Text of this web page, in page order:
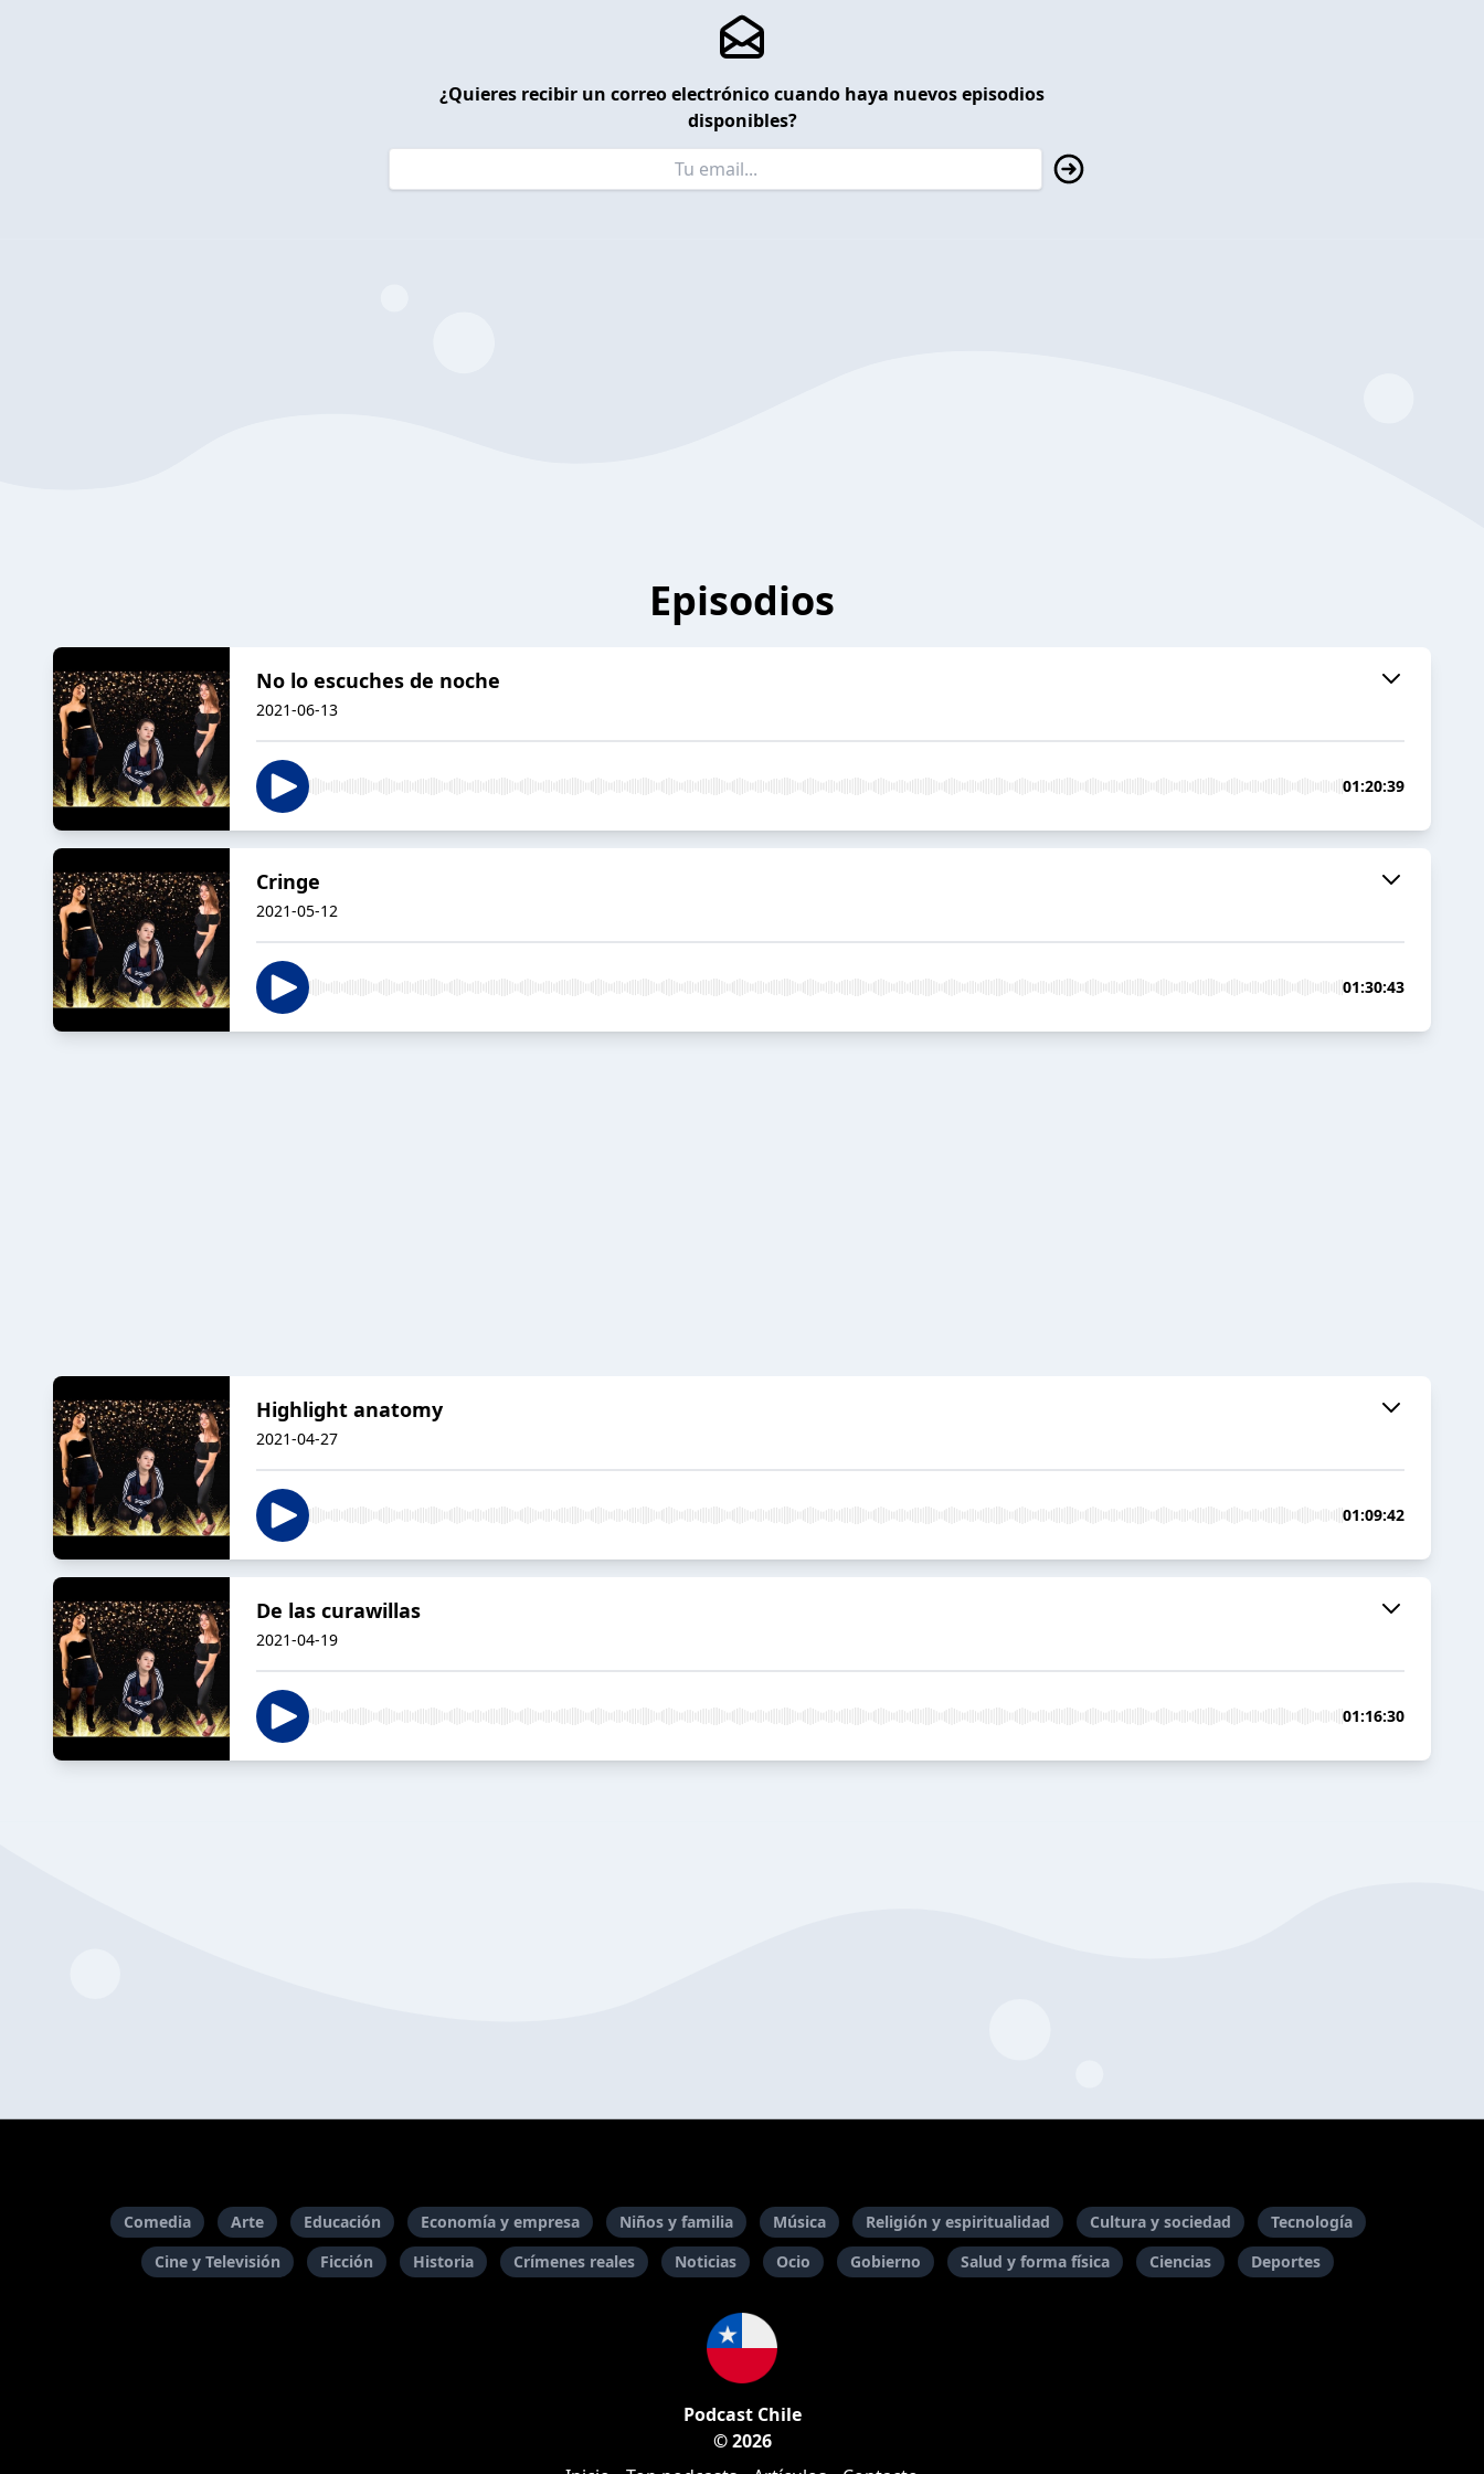
¿Quieres recibir un correo electrónico cuando haya nuevos episodios
disponibles?
Episodios
No lo escuches de noche
2021-06-13
01:20:39
Cringe
2021-05-12
01:30:43
Highlight anatomy
2021-04-27
01:09:42
De las curawillas
2021-04-19
01:16:30
Comedia Arte Educación Economía y empresa Niños y familia Música Religión y espiritualidad Cultura y sociedad
Tecnología
Cine y Televisión
Ficción Historia Crímenes reales Noticias Ocio Gobierno Salud y forma física Ciencias Deportes
Podcast Chile
© 2026